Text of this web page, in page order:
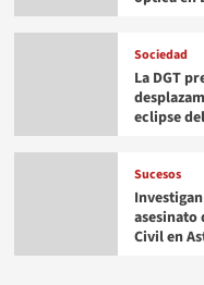
Sociedad
La DGT
eclipse
Sucesos
asesinato
Civil en